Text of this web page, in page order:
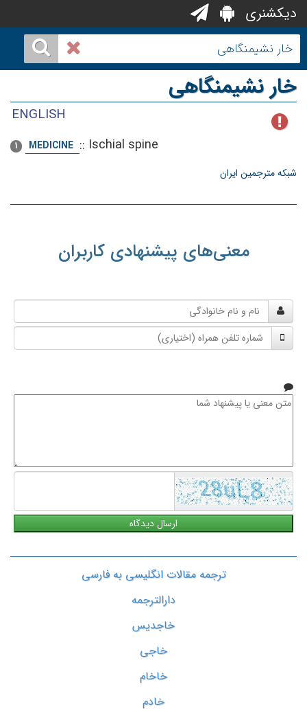
دیکشنری
خار نشیمنگاهی
ENGLISH
1 MEDICINE :: Ischial spine
شبکه مترجمین ایران
معنی‌های پیشنهادی کاربران
و
نام
خانوادگی
شماره
تلفن
متن
ترجمه مقالات انگلیسی به فارسی
دارالترجمه
خاجدیس
خاجی
خاخام
خادم